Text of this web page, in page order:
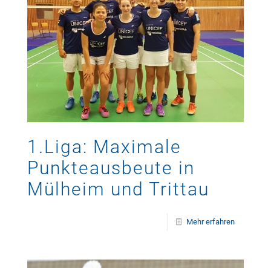
1.Liga: Maximale
Punkteausbeute in
Mülheim und Trittau
Mehr erfahren